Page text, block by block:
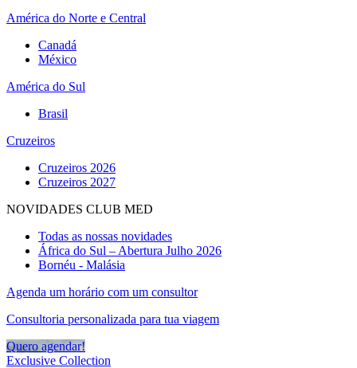
América do Norte e Central
Canadá
México
América do Sul
Brasil
Cruzeiros
Cruzeiros 2026
Cruzeiros 2027
NOVIDADES CLUB MED
Todas as nossas novidades
África do Sul – Abertura Julho 2026
Bornéu - Malásia
Agenda um horário com um consultor
Consultoria personalizada para tua viagem
Quero agendar!
Exclusive Collection